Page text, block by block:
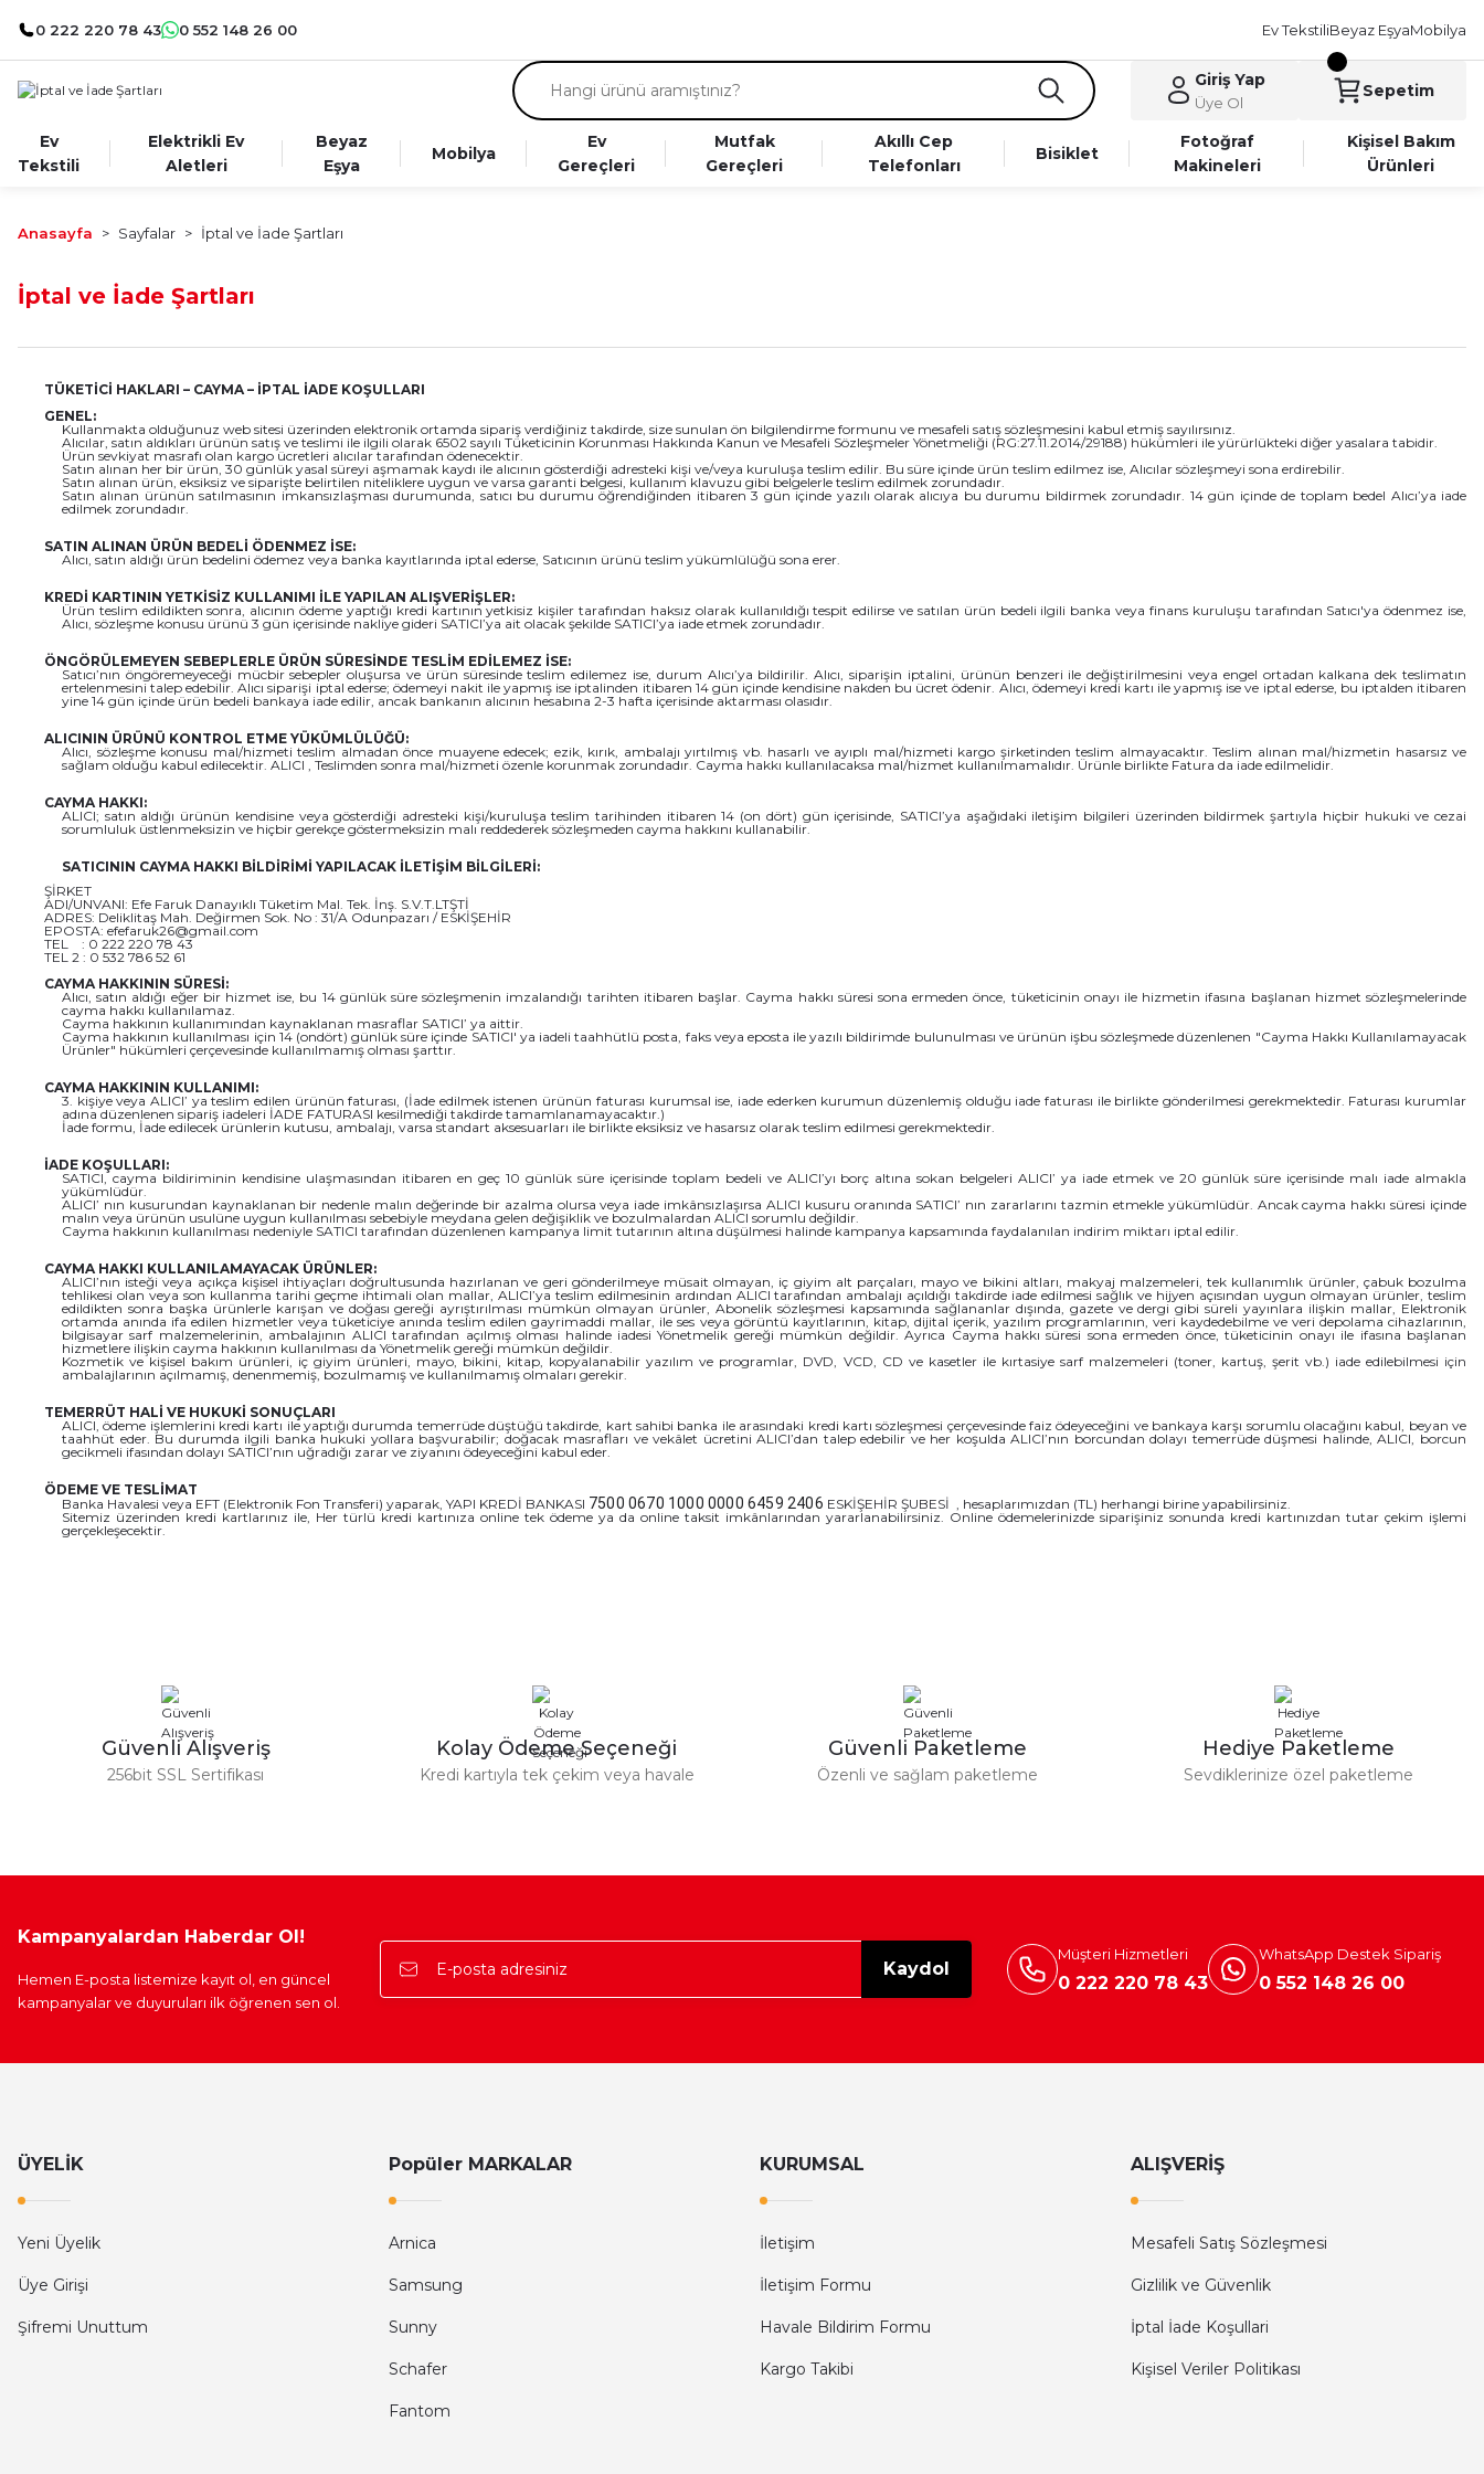
0 222 220 78 43 0 552 148 26 00 Ev TekstiliBeyaz EşyaMobilya
Giriş Yap
Üye Ol
Sepetim
Ev
Tekstili
Elektrikli Ev
Aletleri
Beyaz
Eşya
Mobilya
Ev
Gereçleri
Mutfak
Gereçleri
Akıllı Cep
Telefonları
Bisiklet
Fotoğraf
Makineleri
Kişisel Bakım
Ürünleri
Anasayfa Sayfalar İptal ve İade Şartları
İptal ve İade Şartları
TÜKETİCİ HAKLARI – CAYMA – İPTAL İADE KOŞULLARI
GENEL:
Kullanmakta olduğunuz web sitesi üzerinden elektronik ortamda sipariş verdiğiniz takdirde, size sunulan ön bilgilendirme formunu ve mesafeli satış sözleşmesini kabul etmiş sayılırsınız.
Alıcılar, satın aldıkları ürünün satış ve teslimi ile ilgili olarak 6502 sayılı Tüketicinin Korunması Hakkında Kanun ve Mesafeli Sözleşmeler Yönetmeliği (RG:27.11.2014/29188) hükümleri ile yürürlükteki diğer yasalara tabidir.
Ürün sevkiyat masrafı olan kargo ücretleri alıcılar tarafından ödenecektir.
Satın alınan her bir ürün, 30 günlük yasal süreyi aşmamak kaydı ile alıcının gösterdiği adresteki kişi ve/veya kuruluşa teslim edilir. Bu süre içinde ürün teslim edilmez ise, Alıcılar sözleşmeyi sona erdirebilir.
Satın alınan ürün, eksiksiz ve siparişte belirtilen niteliklere uygun ve varsa garanti belgesi, kullanım klavuzu gibi belgelerle teslim edilmek zorundadır.
Satın alınan ürünün satılmasının imkansızlaşması durumunda, satıcı bu durumu öğrendiğinden itibaren 3 gün içinde yazılı olarak alıcıya bu durumu bildirmek zorundadır. 14 gün içinde de toplam bedel Alıcı’ya iade
edilmek zorundadır.
SATIN ALINAN ÜRÜN BEDELİ ÖDENMEZ İSE:
Alıcı, satın aldığı ürün bedelini ödemez veya banka kayıtlarında iptal ederse, Satıcının ürünü teslim yükümlülüğü sona erer.
KREDİ KARTININ YETKİSİZ KULLANIMI İLE YAPILAN ALIŞVERİŞLER:
Ürün teslim edildikten sonra, alıcının ödeme yaptığı kredi kartının yetkisiz kişiler tarafından haksız olarak kullanıldığı tespit edilirse ve satılan ürün bedeli ilgili banka veya finans kuruluşu tarafından Satıcı'ya ödenmez ise,
Alıcı, sözleşme konusu ürünü 3 gün içerisinde nakliye gideri SATICI’ya ait olacak şekilde SATICI’ya iade etmek zorundadır.
ÖNGÖRÜLEMEYEN SEBEPLERLE ÜRÜN SÜRESİNDE TESLİM EDİLEMEZ İSE:
Satıcı’nın öngöremeyeceği mücbir sebepler oluşursa ve ürün süresinde teslim edilemez ise, durum Alıcı’ya bildirilir. Alıcı, siparişin iptalini, ürünün benzeri ile değiştirilmesini veya engel ortadan kalkana dek teslimatın
ertelenmesini talep edebilir. Alıcı siparişi iptal ederse; ödemeyi nakit ile yapmış ise iptalinden itibaren 14 gün içinde kendisine nakden bu ücret ödenir. Alıcı, ödemeyi kredi kartı ile yapmış ise ve iptal ederse, bu iptalden itibaren
yine 14 gün içinde ürün bedeli bankaya iade edilir, ancak bankanın alıcının hesabına 2-3 hafta içerisinde aktarması olasıdır.
ALICININ ÜRÜNÜ KONTROL ETME YÜKÜMLÜLÜĞÜ:
Alıcı, sözleşme konusu mal/hizmeti teslim almadan önce muayene edecek; ezik, kırık, ambalajı yırtılmış vb. hasarlı ve ayıplı mal/hizmeti kargo şirketinden teslim almayacaktır. Teslim alınan mal/hizmetin hasarsız ve
sağlam olduğu kabul edilecektir. ALICI , Teslimden sonra mal/hizmeti özenle korunmak zorundadır. Cayma hakkı kullanılacaksa mal/hizmet kullanılmamalıdır. Ürünle birlikte Fatura da iade edilmelidir.
CAYMA HAKKI:
ALICI; satın aldığı ürünün kendisine veya gösterdiği adresteki kişi/kuruluşa teslim tarihinden itibaren 14 (on dört) gün içerisinde, SATICI’ya aşağıdaki iletişim bilgileri üzerinden bildirmek şartıyla hiçbir hukuki ve cezai
sorumluluk üstlenmeksizin ve hiçbir gerekçe göstermeksizin malı reddederek sözleşmeden cayma hakkını kullanabilir.
SATICININ CAYMA HAKKI BİLDİRİMİ YAPILACAK İLETİŞİM BİLGİLERİ:
ŞİRKET
ADI/UNVANI: Efe Faruk Danayıklı Tüketim Mal. Tek. İnş. S.V.T.LTŞTİ
ADRES: Deliklitaş Mah. Değirmen Sok. No : 31/A Odunpazarı / ESKİŞEHİR
EPOSTA: efefaruk26@gmail.com
TEL : 0 222 220 78 43
TEL 2 : 0 532 786 52 61
CAYMA HAKKININ SÜRESİ:
Alıcı, satın aldığı eğer bir hizmet ise, bu 14 günlük süre sözleşmenin imzalandığı tarihten itibaren başlar. Cayma hakkı süresi sona ermeden önce, tüketicinin onayı ile hizmetin ifasına başlanan hizmet sözleşmelerinde
cayma hakkı kullanılamaz.
Cayma hakkının kullanımından kaynaklanan masraflar SATICI’ ya aittir.
Cayma hakkının kullanılması için 14 (ondört) günlük süre içinde SATICI' ya iadeli taahhütlü posta, faks veya eposta ile yazılı bildirimde bulunulması ve ürünün işbu sözleşmede düzenlenen "Cayma Hakkı Kullanılamayacak
Ürünler" hükümleri çerçevesinde kullanılmamış olması şarttır.
CAYMA HAKKININ KULLANIMI:
3. kişiye veya ALICI’ ya teslim edilen ürünün faturası, (İade edilmek istenen ürünün faturası kurumsal ise, iade ederken kurumun düzenlemiş olduğu iade faturası ile birlikte gönderilmesi gerekmektedir. Faturası kurumlar
adına düzenlenen sipariş iadeleri İADE FATURASI kesilmediği takdirde tamamlanamayacaktır.)
İade formu, İade edilecek ürünlerin kutusu, ambalajı, varsa standart aksesuarları ile birlikte eksiksiz ve hasarsız olarak teslim edilmesi gerekmektedir.
İADE KOŞULLARI:
SATICI, cayma bildiriminin kendisine ulaşmasından itibaren en geç 10 günlük süre içerisinde toplam bedeli ve ALICI’yı borç altına sokan belgeleri ALICI’ ya iade etmek ve 20 günlük süre içerisinde malı iade almakla
yükümlüdür.
ALICI’ nın kusurundan kaynaklanan bir nedenle malın değerinde bir azalma olursa veya iade imkânsızlaşırsa ALICI kusuru oranında SATICI’ nın zararlarını tazmin etmekle yükümlüdür. Ancak cayma hakkı süresi içinde
malın veya ürünün usulüne uygun kullanılması sebebiyle meydana gelen değişiklik ve bozulmalardan ALICI sorumlu değildir.
Cayma hakkının kullanılması nedeniyle SATICI tarafından düzenlenen kampanya limit tutarının altına düşülmesi halinde kampanya kapsamında faydalanılan indirim miktarı iptal edilir.
CAYMA HAKKI KULLANILAMAYACAK ÜRÜNLER:
ALICI’nın isteği veya açıkça kişisel ihtiyaçları doğrultusunda hazırlanan ve geri gönderilmeye müsait olmayan, iç giyim alt parçaları, mayo ve bikini altları, makyaj malzemeleri, tek kullanımlık ürünler, çabuk bozulma
tehlikesi olan veya son kullanma tarihi geçme ihtimali olan mallar, ALICI’ya teslim edilmesinin ardından ALICI tarafından ambalajı açıldığı takdirde iade edilmesi sağlık ve hijyen açısından uygun olmayan ürünler, teslim
edildikten sonra başka ürünlerle karışan ve doğası gereği ayrıştırılması mümkün olmayan ürünler, Abonelik sözleşmesi kapsamında sağlananlar dışında, gazete ve dergi gibi süreli yayınlara ilişkin mallar, Elektronik
ortamda anında ifa edilen hizmetler veya tüketiciye anında teslim edilen gayrimaddi mallar, ile ses veya görüntü kayıtlarının, kitap, dijital içerik, yazılım programlarının, veri kaydedebilme ve veri depolama cihazlarının,
bilgisayar sarf malzemelerinin, ambalajının ALICI tarafından açılmış olması halinde iadesi Yönetmelik gereği mümkün değildir. Ayrıca Cayma hakkı süresi sona ermeden önce, tüketicinin onayı ile ifasına başlanan
hizmetlere ilişkin cayma hakkının kullanılması da Yönetmelik gereği mümkün değildir.
Kozmetik ve kişisel bakım ürünleri, iç giyim ürünleri, mayo, bikini, kitap, kopyalanabilir yazılım ve programlar, DVD, VCD, CD ve kasetler ile kırtasiye sarf malzemeleri (toner, kartuş, şerit vb.) iade edilebilmesi için
ambalajlarının açılmamış, denenmemiş, bozulmamış ve kullanılmamış olmaları gerekir.
TEMERRÜT HALİ VE HUKUKİ SONUÇLARI
ALICI, ödeme işlemlerini kredi kartı ile yaptığı durumda temerrüde düştüğü takdirde, kart sahibi banka ile arasındaki kredi kartı sözleşmesi çerçevesinde faiz ödeyeceğini ve bankaya karşı sorumlu olacağını kabul, beyan ve
taahhüt eder. Bu durumda ilgili banka hukuki yollara başvurabilir; doğacak masrafları ve vekâlet ücretini ALICI’dan talep edebilir ve her koşulda ALICI’nın borcundan dolayı temerrüde düşmesi halinde, ALICI, borcun
gecikmeli ifasından dolayı SATICI’nın uğradığı zarar ve ziyanını ödeyeceğini kabul eder.
ÖDEME VE TESLİMAT
Banka Havalesi veya EFT (Elektronik Fon Transferi) yaparak, YAPI KREDİ BANKASI 7500 0670 1000 0000 6459 2406 ESKİŞEHİR ŞUBESİ , hesaplarımızdan (TL) herhangi birine yapabilirsiniz.
Sitemiz üzerinden kredi kartlarınız ile, Her türlü kredi kartınıza online tek ödeme ya da online taksit imkânlarından yararlanabilirsiniz. Online ödemelerinizde siparişiniz sonunda kredi kartınızdan tutar çekim işlemi
gerçekleşecektir.
Güvenli Alışveriş
256bit SSL Sertifikası
Kolay Ödeme Seçeneği
Kredi kartıyla tek çekim veya havale
Güvenli Paketleme
Özenli ve sağlam paketleme
Hediye Paketleme
Sevdiklerinize özel paketleme
Kampanyalardan Haberdar Ol!
Hemen E-posta listemize kayıt ol, en güncel
kampanyalar ve duyuruları ilk öğrenen sen ol.
Kaydol
Müşteri Hizmetleri
0 222 220 78 43
WhatsApp Destek Sipariş
0 552 148 26 00
ÜYELİK
Yeni Üyelik
Üye Girişi
Şifremi Unuttum
Popüler MARKALAR
Arnica
Samsung
Sunny
Schafer
Fantom
KURUMSAL
İletişim
İletişim Formu
Havale Bildirim Formu
Kargo Takibi
ALIŞVERİŞ
Mesafeli Satış Sözleşmesi
Gizlilik ve Güvenlik
İptal İade Koşullari
Kişisel Veriler Politikası